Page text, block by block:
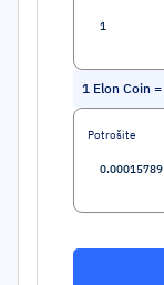
1 Elon Coin =
Potrošite